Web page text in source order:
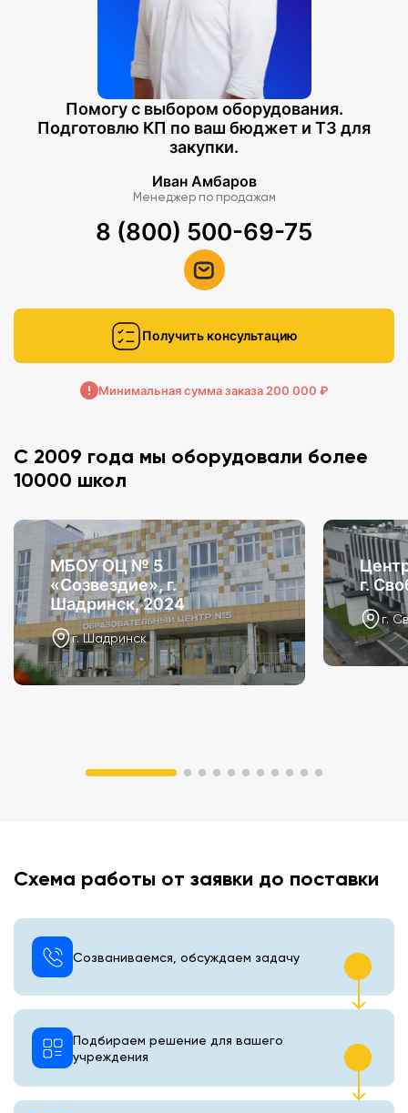
Помогу с выбором оборудования.
Подготовлю КП по ваш бюджет и ТЗ для
закупки.
Иван Амбаров
Менеджер по продажам
8 (800) 500-69-75
Получить консультацию
Минимальная сумма заказа 200 000 ₽
С 2009 года мы оборудовали более
10000 школ
МБОУ ОЦ № 5
«Созвездие», г.
Шадринск, 2024
г. Шадринск
г.
г.
Схема работы от заявки до поставки
Созваниваемся, обсуждаем задачу
Подбираем решение для вашего
учреждения